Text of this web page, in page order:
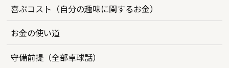
喜ぶコスト（自分の趣味に関するお金）
お金の使い道
守備前提（全部卓球話）